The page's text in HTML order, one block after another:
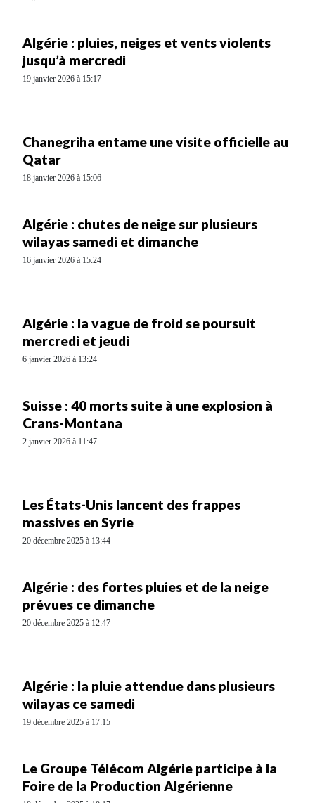
Algérie : pluies, neiges et vents violents
jusqu’à mercredi
19 janvier 2026 à 15:17
Chanegriha entame une visite officielle au
Qatar
18 janvier 2026 à 15:06
Algérie : chutes de neige sur plusieurs
wilayas samedi et dimanche
16 janvier 2026 à 15:24
Algérie : la vague de froid se poursuit
mercredi et jeudi
6 janvier 2026 à 13:24
Suisse : 40 morts suite à une explosion à
Crans-Montana
2 janvier 2026 à 11:47
Les États-Unis lancent des frappes
massives en Syrie
20 décembre 2025 à 13:44
Algérie : des fortes pluies et de la neige
prévues ce dimanche
20 décembre 2025 à 12:47
Algérie : la pluie attendue dans plusieurs
wilayas ce samedi
19 décembre 2025 à 17:15
Le Groupe Télécom Algérie participe à la
Foire de la Production Algérienne